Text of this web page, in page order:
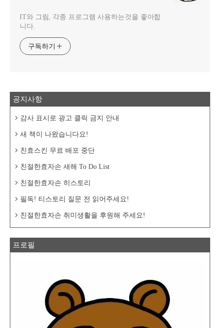
IT와 그림, 각종 프로그램 사용하는것을 좋아합
니다.
구독하기
공지사항
감사 표시로 광고 클릭 금지 안내
새 책이 나왔습니다요!
친효스킨 무료 배포 중단
친절한효자손 새해 To Do List
친절한효자손 히스토리
필독! 티스토리 질문 전 읽어주세요!
친절한효자손 취미생활을 후원해 주세요!
프로필